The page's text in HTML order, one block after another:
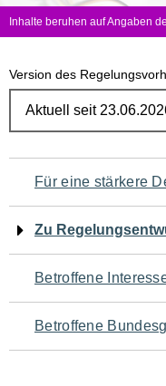
Inhalte beruhen auf Angaben
Version des
Navigation
für
den
Seiteninhalt
Für eine stärkere
Zu
Betroffene
Betroffene